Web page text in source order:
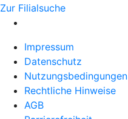
Zur Filialsuche
Impressum
Datenschutz
Nutzungsbedingungen
Rechtliche Hinweise
AGB